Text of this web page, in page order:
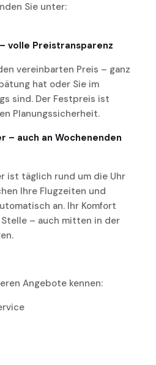
Sie unter:
volle Preistransparenz
vereinbarten Preis – ganz
hat oder Sie im
sind. Der Festpreis ist
Planungssicherheit.
– auch an Wochenenden
ist täglich rund um die Uhr
Ihre Flugzeiten und
an. Ihr Komfort
– auch mitten in der
Angebote kennen: